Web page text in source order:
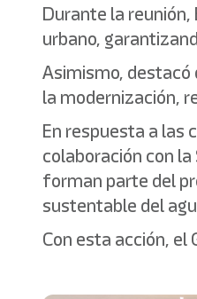
Durante la
urbano,
Asimismo,
la modernización,
En respuesta a las
colaboración con
forman parte del
sustentable del
Con esta acción,